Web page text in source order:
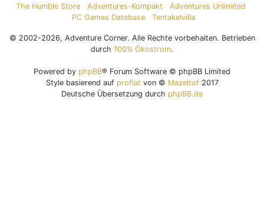
The Humble Store
Adventures-Kompakt
Adventures Unlimited
PC Games Database
Tentakelvilla
© 2002-2026, Adventure Corner. Alle Rechte vorbehalten. Betrieben
durch 100% Ökostrom.
Powered by phpBB® Forum Software © phpBB Limited
Style basierend auf proflat von © Mazeltof2017
Deutsche Übersetzung durch phpBB.de